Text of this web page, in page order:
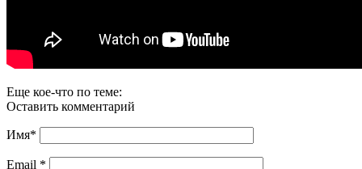
Еще кое-что по теме:
Оставить комментарий
Имя*
Email *